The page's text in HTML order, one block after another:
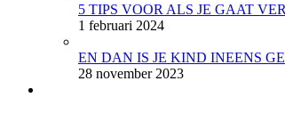
5 TIPS VOOR ALS JE GAAT
1 februari 2024
EN DAN IS JE KIND INEENS
28 november 2023